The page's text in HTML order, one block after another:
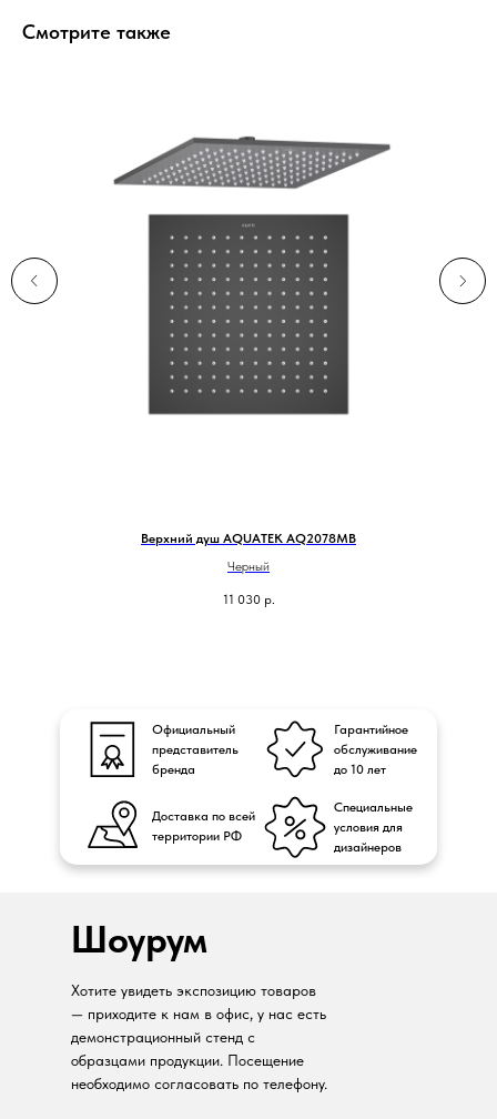
Смотрите также
Верхний душ AQUATEK AQ2078MB
Черный
11 030 р.
Официальный
представитель
бренда
Доставка по всей
территории РФ
Гарантийное
обслуживание
до 10 лет
Специальные
условия для
дизайнеров
Шоурум
Хотите увидеть экспозицию товаров
— приходите к нам в офис, у нас есть
демонстрационный стенд с
образцами продукции. Посещение
необходимо согласовать по телефону.